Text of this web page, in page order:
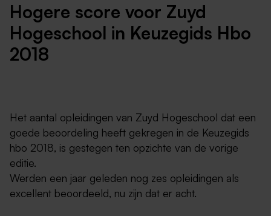
Hogere score voor Zuyd
Hogeschool in Keuzegids Hbo
2018
Het aantal opleidingen van Zuyd Hogeschool dat een
goede beoordeling heeft gekregen in de Keuzegids
hbo 2018, is gestegen ten opzichte van de vorige
editie.
Werden een jaar geleden nog zes opleidingen als
excellent beoordeeld, nu zijn dat er acht.